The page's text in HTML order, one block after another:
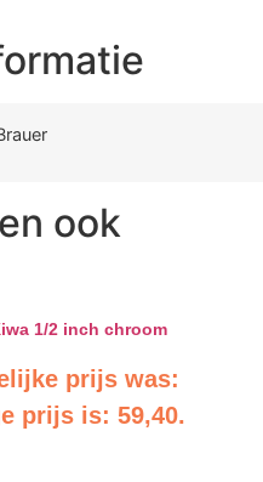
ook
1/2 inch chroom
prijs was:
prijs is: 59,40.